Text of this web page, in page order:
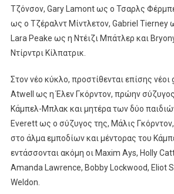
Τζόνσον, Gary Lamont ως ο Τσαρλς
ως ο Τζέραλντ Μίντλετον, Gabriel Tierney
Lara Peake ως η Ντέιζι Μπάτλερ και
Ντίρντρι Κίλπατρικ.
Στον νέο κύκλο, προστίθενται επίσης
Atwell ως η Έλεν Γκόρντον, πρώην
Κάμπελ-Μπλακ και μητέρα των δύο
Everett ως ο σύζυγος της, Μάλις
στο άλμα εμποδίων και μέντορας του
εντάσσονται ακόμη οι Maxim Ays, Holly
Amanda Lawrence, Bobby Lockwood, Eliot
Weldon.